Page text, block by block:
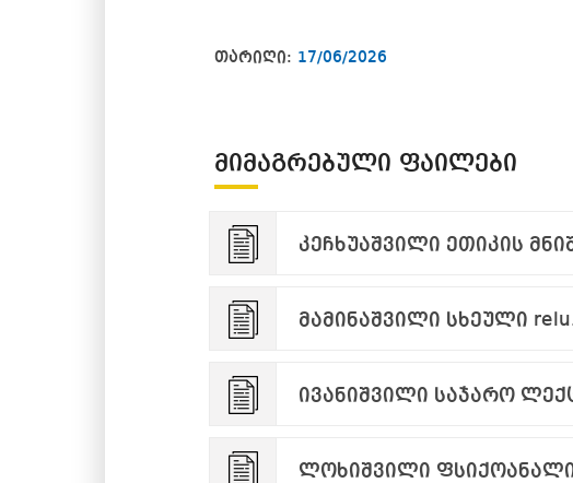
თარიღი: 17/06/2026
ᲛᲘᲛᲐᲒᲠᲔᲑᲣᲚᲘ ᲤᲐᲘᲚᲔᲑᲘ
კეჩხუაშვილი ეთიკის
მამინაშვილი სხეული
ივანიშვილი საჯარო